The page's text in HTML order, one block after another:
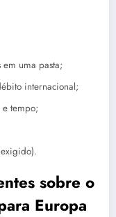
em uma pasta;
internacional;
tempo;
sobre o
Europa